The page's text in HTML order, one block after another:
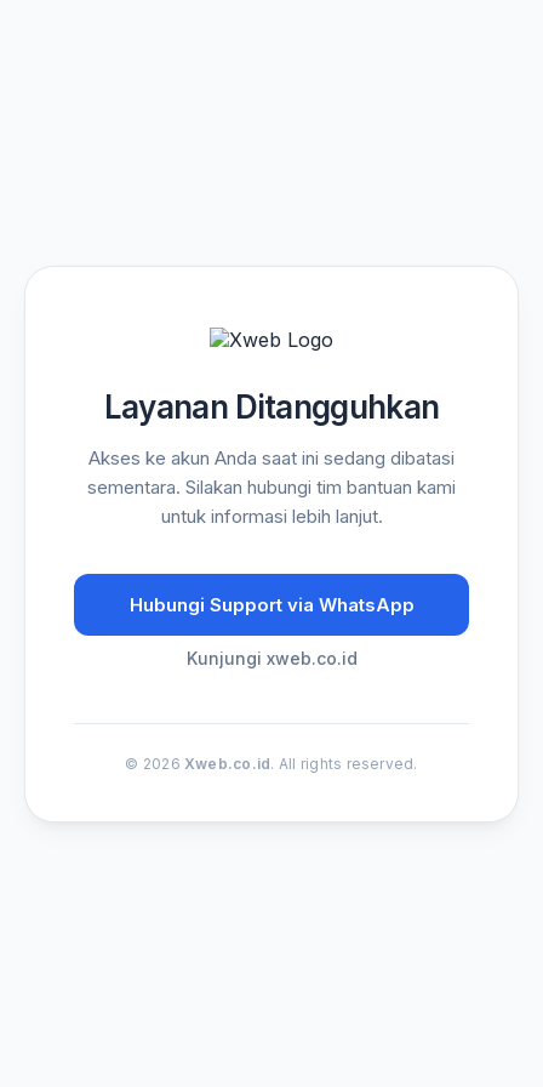
Layanan Ditangguhkan
Akses ke akun Anda saat ini sedang dibatasi
sementara. Silakan hubungi tim bantuan kami
untuk informasi lebih lanjut.
Hubungi Support via WhatsApp
Kunjungi xweb.co.id
© 2026 Xweb.co.id. All rights reserved.